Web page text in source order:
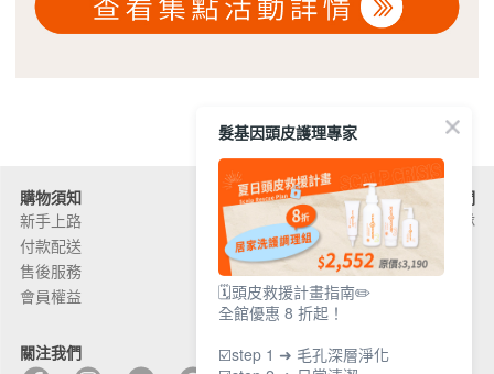
購物須知
新手上路
付款配送
售後服務
會員權益
關於髮基因
品牌故事
頭皮問題
產品問題
外部通路
聯絡我們
加入團隊
關注我們
髮基因頭皮護理專家
🗓️頭皮救援計畫指南✏️
全館優惠 8 折起！
☑️step 1 ➜ 毛孔深層淨化